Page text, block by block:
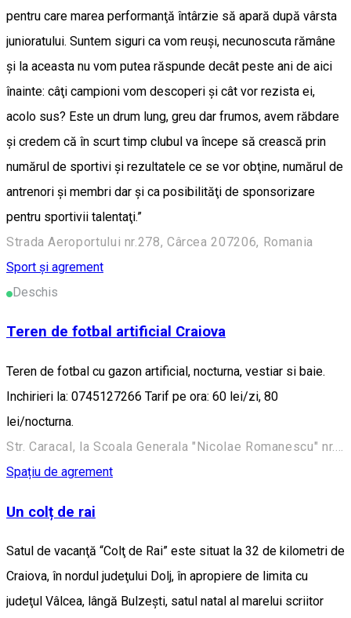
pentru care marea performanţă întârzie să apară după vârsta
junioratului. Suntem siguri ca vom reuşi, necunoscuta rămâne
şi la aceasta nu vom putea răspunde decât peste ani de aici
înainte: câţi campioni vom descoperi şi cât vor rezista ei,
acolo sus? Este un drum lung, greu dar frumos, avem răbdare
şi credem că în scurt timp clubul va începe să crească prin
numărul de sportivi şi rezultatele ce se vor obţine, numărul de
antrenori şi membri dar şi ca posibilităţi de sponsorizare
pentru sportivii talentaţi.”
Strada Aeroportului nr.278, Cârcea 207206, Romania
Sport și agrement
Deschis
Teren de fotbal artificial Craiova
Teren de fotbal cu gazon artificial, nocturna, vestiar si baie.
Inchirieri la: 0745127266 Tarif pe ora: 60 lei/zi, 80
lei/nocturna.
Str. Caracal, la Scoala Generala "Nicolae Romanescu" nr. 29, Craiova, Romania
Spațiu de agrement
Un colț de rai
Satul de vacanţă “Colţ de Rai” este situat la 32 de kilometri de
Craiova, în nordul judeţului Dolj, în apropiere de limita cu
judeţul Vâlcea, lângă Bulzeşti, satul natal al marelui scriitor